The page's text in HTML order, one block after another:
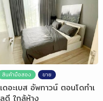
สินค้ามือสอง ขาย
เดอะเบส อัพทาวน์ ตอนโดทำเ
ลดี ใกล้ห้าง